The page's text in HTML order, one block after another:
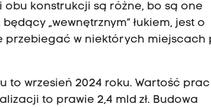
obu konstrukcji są różne, bo są one
„wewnętrznym” łukiem, jest o
przebiegać w niektórych miejscach
to wrzesień 2024 roku. Wartość prac
to prawie 2,4 mld zł. Budowa